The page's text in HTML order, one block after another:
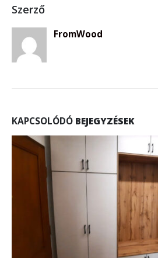
Szerző
FromWood
KAPCSOLÓDÓ BEJEGYZÉSEK